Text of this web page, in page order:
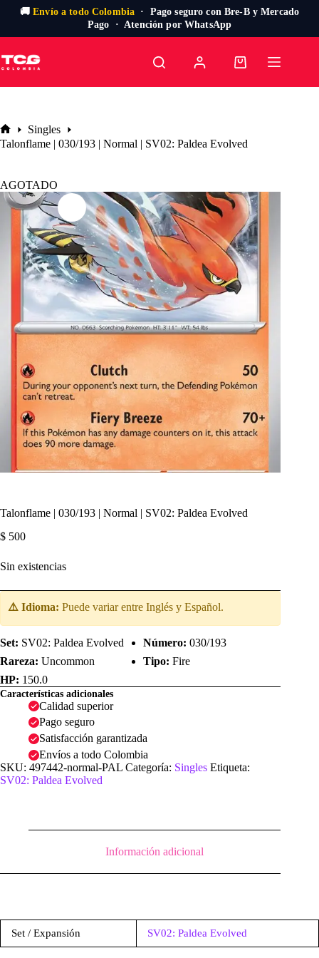
🚚Envío a todo Colombia · Pago seguro con Bre-B y Mercado
Pago · Atención por WhatsApp
al
contenido
Carro
Inicio
Singles
Talonflame | 030/193 | Normal | SV02: Paldea Evolved
AGOTADO
Talonflame | 030/193 | Normal | SV02: Paldea Evolved
$ 500
Sin existencias
⚠️ Idioma: Puede variar entre Inglés y Español.
Set: SV02: Paldea Evolved Número: 030/193
Rareza: Uncommon Tipo: Fire
HP: 150.0
Características adicionales
Calidad superior
Pago seguro
Satisfacción garantizada
Envíos a todo Colombia
SKU: 497442-normal-PAL Categoría: Singles Etiqueta:
SV02: Paldea Evolved
Información adicional
Set / Expansión SV02: Paldea Evolved